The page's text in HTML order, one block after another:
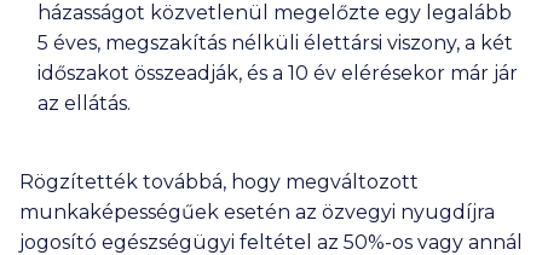
házasságot közvetlenül megelőzte egy legalább
5 éves, megszakítás nélküli élettársi viszony, a két
időszakot összeadják, és a 10 év elérésekor már jár
az ellátás.
Rögzítették továbbá, hogy megváltozott
munkaképességűek esetén az özvegyi nyugdíjra
jogosító egészségügyi feltétel az 50%-os vagy annál